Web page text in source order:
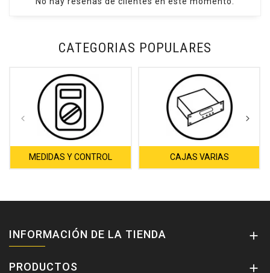
CATEGORIAS POPULARES
MEDIDAS Y CONTROL CAJAS VARIAS
INFORMACIÓN DE LA TIENDA 
PRODUCTOS 